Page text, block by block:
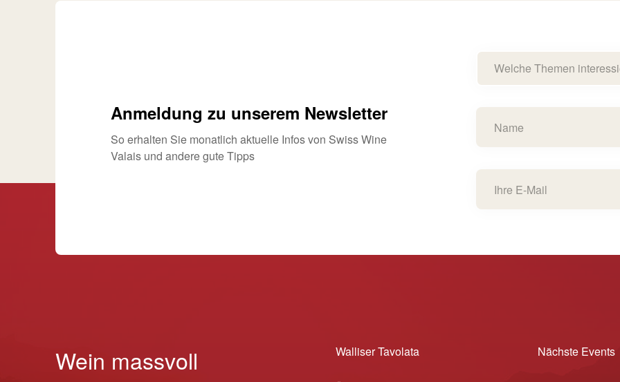
Anmeldung zu unserem Newsletter
So erhalten Sie monatlich aktuelle Infos von Swiss Wine
Valais und andere gute Tipps
Welche Themen
Wein massvoll
Walliser Tavolata Nächste Events